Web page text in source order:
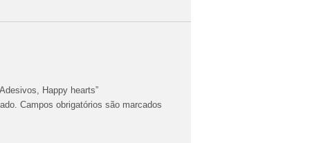
Happy hearts”
Campos obrigatórios são marcados